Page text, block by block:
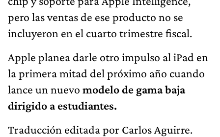
pero las ventas de ese producto no se
incluyeron en el cuarto trimestre fiscal.
Apple planea darle otro impulso al iPad en
la primera mitad del próximo año cuando
lance un nuevo modelo de gama baja
dirigido a estudiantes.
Traducción editada por Carlos Aguirre.